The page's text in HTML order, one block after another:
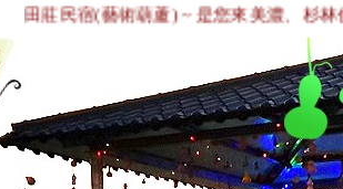
田莊民宿(藝術葫蘆) ~ 是您來美濃、杉林